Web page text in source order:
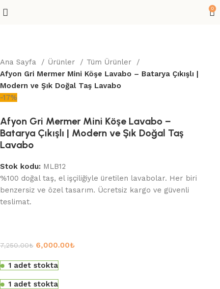
0
Ana Sayfa Ürünler
Tüm Ürünler
Afyon Gri Mermer Mini Köşe Lavabo – Batarya Çıkışlı |
Modern ve Şık Doğal Taş Lavabo
-17%
Afyon Gri Mermer Mini Köşe Lavabo –
Batarya Çıkışlı | Modern ve Şık Doğal Taş
Lavabo
Stok kodu: MLB12
%100 doğal taş, el işçiliğiyle üretilen lavabolar. Her biri
benzersiz ve özel tasarım. Ücretsiz kargo ve güvenli
teslimat.
7,250.00₺ 6,000.00₺
1 adet stokta
1 adet stokta